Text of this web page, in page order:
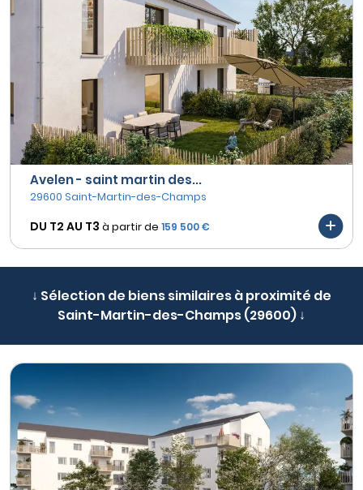
Avelen - saint martin des...
29600 Saint-Martin-des-Champs
DU T2 AU T3 à partir de 159 500 €
↓ Sélection de biens similaires à proximité de
Saint-Martin-des-Champs (29600) ↓